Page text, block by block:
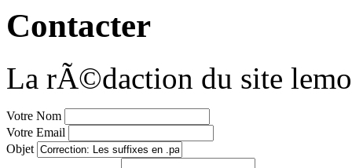
Contacter
La rÃ©daction du site
Votre Nom
Votre Email
Objet